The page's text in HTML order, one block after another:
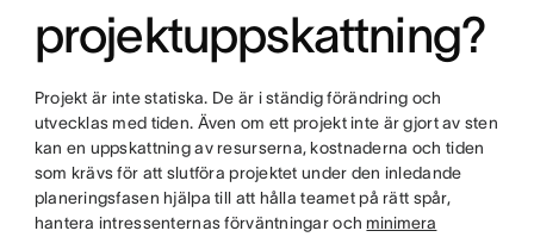
projektuppskattning?
Projekt är inte statiska. De är i ständig förändring och
utvecklas med tiden. Även om ett projekt inte är gjort av sten
kan en uppskattning av resurserna, kostnaderna och tiden
som krävs för att slutföra projektet under den inledande
planeringsfasen hjälpa till att hålla teamet på rätt spår,
hantera intressenternas förväntningar och minimera